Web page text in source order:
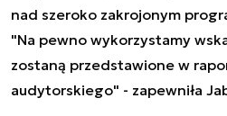
nad szeroko zakrojonym
"Na pewno wykorzystamy
zostaną przedstawione w
audytorskiego" - zapewniła